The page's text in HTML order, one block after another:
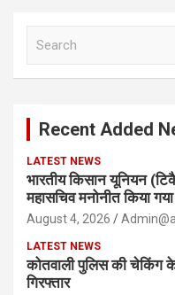
Recent Added
LATEST NEWS
भारतीय किसान यूनियन
महासचिव मनोनीत किया गया
August 4, 2026
LATEST NEWS
कोतवाली पुलिस की चेकिंग
गिरफ्तार